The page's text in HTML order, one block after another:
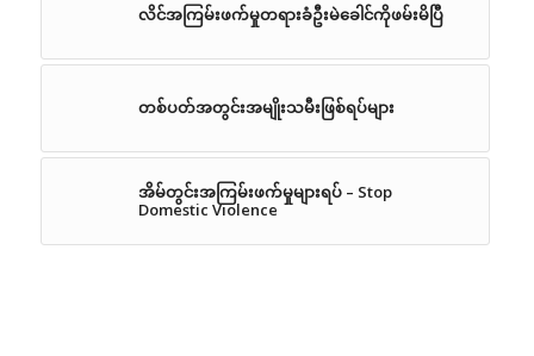
လိင်အကြမ်းဖက်မှုတရားခံဦးမဲခေါင်ကိုဖမ်းမိပြီ
တစ်ပတ်အတွင်းအမျိုးသမီးဖြစ်ရပ်များ
အိမ်တွင်းအကြမ်းဖက်မှုများရပ် – Stop
Domestic Violence